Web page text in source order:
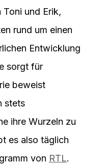
und Erik,
rund um einen
Entwicklung
sorgt für
beweist
stets
ihre Wurzeln zu
es also täglich
von RTL.